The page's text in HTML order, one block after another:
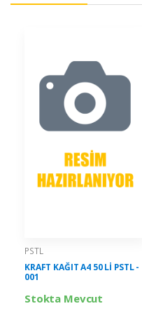
PSTL
KRAFT KAĞIT A4 50 Lİ PSTL -
001
Stokta Mevcut